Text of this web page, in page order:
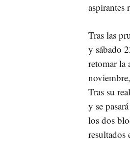
aspirantes
Tras las
y sábado
retomar la
Tras su
y se
los dos
resultados